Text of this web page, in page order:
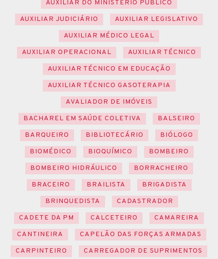
AUXILIAR DO MINISTÉRIO PÚBLICO
AUXILIAR JUDICIÁRIO
AUXILIAR LEGISLATIVO
AUXILIAR MÉDICO LEGAL
AUXILIAR OPERACIONAL
AUXILIAR TÉCNICO
AUXILIAR TÉCNICO EM EDUCAÇÃO
AUXILIAR TÉCNICO GASOTERAPIA
AVALIADOR DE IMÓVEIS
BACHAREL EM SAÚDE COLETIVA
BALSEIRO
BARQUEIRO
BIBLIOTECÁRIO
BIÓLOGO
BIOMÉDICO
BIOQUÍMICO
BOMBEIRO
BOMBEIRO HIDRÁULICO
BORRACHEIRO
BRACEIRO
BRAILISTA
BRIGADISTA
BRINQUEDISTA
CADASTRADOR
CADETE DA PM
CALCETEIRO
CAMAREIRA
CANTINEIRA
CAPELÃO DAS FORÇAS ARMADAS
CARPINTEIRO
CARREGADOR DE SUPRIMENTOS